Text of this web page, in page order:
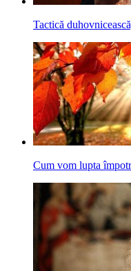
Tactică
Cum vom lupta